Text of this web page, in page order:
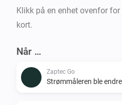
Klikk på en enhet ovenfor
kort.
Når …
Zaptec Go
Strømmåleren ble